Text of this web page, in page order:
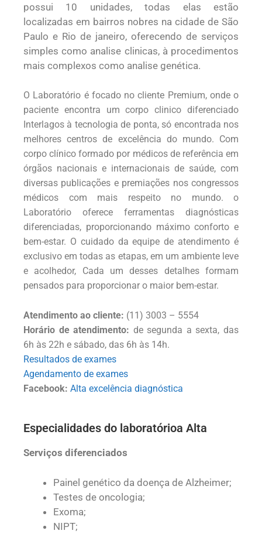
possui 10 unidades, todas elas estão
localizadas em bairros nobres na cidade de São
Paulo e Rio de janeiro, oferecendo de serviços
simples como analise clinicas, à procedimentos
mais complexos como analise genética.
O Laboratório é focado no cliente Premium, onde o
paciente encontra um corpo clinico diferenciado
Interlagos à tecnologia de ponta, só encontrada nos
melhores centros de excelência do mundo. Com
corpo clínico formado por médicos de referência em
órgãos nacionais e internacionais de saúde, com
diversas publicações e premiações nos congressos
médicos com mais respeito no mundo. o
Laboratório oferece ferramentas diagnósticas
diferenciadas, proporcionando máximo conforto e
bem-estar. O cuidado da equipe de atendimento é
exclusivo em todas as etapas, em um ambiente leve
e acolhedor, Cada um desses detalhes formam
pensados para proporcionar o maior bem-estar.
Atendimento ao cliente: (11) 3003 – 5554
Horário de atendimento: de segunda a sexta, das
6h às 22h e sábado, das 6h às 14h.
Resultados de exames
Agendamento de exames
Facebook: Alta excelência diagnóstica
Especialidades do laboratórioa Alta
Serviços diferenciados
Painel genético da doença de Alzheimer;
Testes de oncologia;
Exoma;
NIPT;